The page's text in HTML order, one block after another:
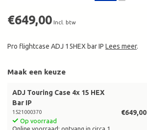
€649,00 Incl. btw
Pro flightcase ADJ 15HEX bar IP Lees meer.
Maak een keuze
ADJ Touring Case 4x 15 HEX
Bar IP
1521000370
Op voorraad
€649,00